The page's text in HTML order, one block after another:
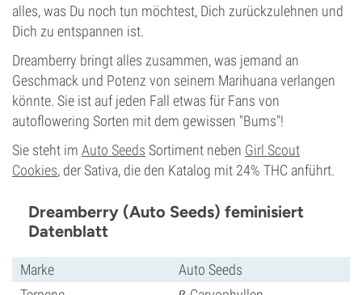
alles, was Du noch tun möchtest, Dich zurückzulehnen und
Dich zu entspannen ist.
Dreamberry bringt alles zusammen, was jemand an
Geschmack und Potenz von seinem Marihuana verlangen
könnte. Sie ist auf jeden Fall etwas für Fans von
autoflowering Sorten mit dem gewissen "Bums"!
Sie steht im Auto Seeds Sortiment neben Girl Scout
Cookies, der Sativa, die den Katalog mit 24% THC anführt.
Dreamberry (Auto Seeds) feminisiert
Datenblatt
Marke
Auto Seeds